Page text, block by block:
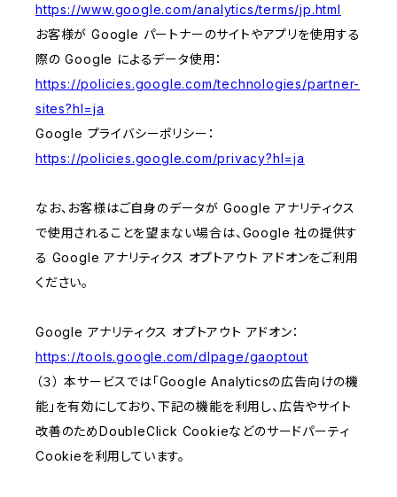
https://www.google.com/analytics/terms/jp.html
お客様が Google パートナーのサイトやアプリを使用する
際の Google によるデータ使用：
https://policies.google.com/technologies/partner-
sites?hl=ja
Google プライバシーポリシー：
https://policies.google.com/privacy?hl=ja
なお、お客様はご自身のデータが Google アナリティクス
で使用されることを望まない場合は、Google 社の提供す
る Google アナリティクス オプトアウト アドオンをご利用
ください。
Google アナリティクス オプトアウト アドオン：
https://tools.google.com/dlpage/gaoptout
（３） 本サービスでは「Google Analyticsの広告向けの機
能」を有効にしており、下記の機能を利用し、広告やサイト
改善のためDoubleClick Cookieなどのサードパーティ
Cookieを利用しています。